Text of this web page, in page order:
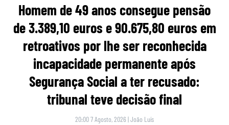
Homem de 49 anos consegue pensão
de 3.389,10 euros e 90.675,80 euros em
retroativos por lhe ser reconhecida
incapacidade permanente após
Segurança Social a ter recusado:
tribunal teve decisão final
20:00 7 Agosto, 2026 |João Luís